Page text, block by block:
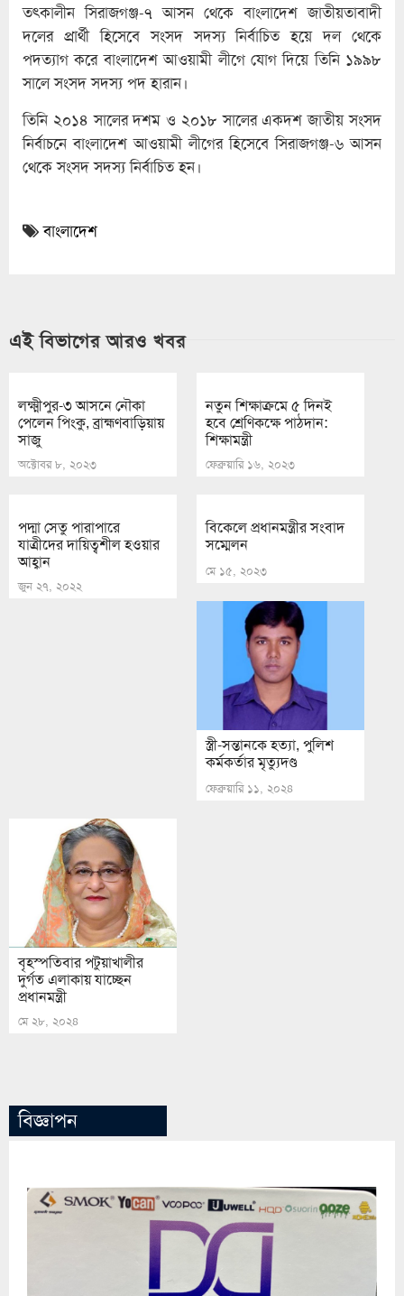
তৎকালীন সিরাজগঞ্জ-৭ আসন থেকে বাংলাদেশ জাতীয়তাবাদী
দলের প্রার্থী হিসেবে সংসদ সদস্য নির্বাচিত হয়ে দল থেকে
পদত্যাগ করে বাংলাদেশ আওয়ামী লীগে যোগ দিয়ে তিনি ১৯৯৮
সালে সংসদ সদস্য পদ হারান।
তিনি ২০১৪ সালের দশম ও ২০১৮ সালের একদশ জাতীয় সংসদ
নির্বাচনে বাংলাদেশ আওয়ামী লীগের হিসেবে সিরাজগঞ্জ-৬ আসন
থেকে সংসদ সদস্য নির্বাচিত হন।
বাংলাদেশ
এই বিভাগের আরও খবর
লক্ষ্মীপুর-৩ আসনে নৌকা
পেলেন পিংকু, ব্রাহ্মণবাড়িয়ায়
সাজু
অক্টোবর ৮, ২০২৩
নতুন শিক্ষাক্রমে ৫ দিনই
হবে শ্রেণিকক্ষে পাঠদান:
শিক্ষামন্ত্রী
ফেব্রুয়ারি ১৬, ২০২৩
পদ্মা সেতু পারাপারে
যাত্রীদের দায়িত্বশীল হওয়ার
আহ্বান
জুন ২৭, ২০২২
বিকেলে প্রধানমন্ত্রীর সংবাদ
সম্মেলন
মে ১৫, ২০২৩
স্ত্রী-সন্তানকে হত্যা, পুলিশ
কর্মকর্তার মৃত্যুদণ্ড
ফেব্রুয়ারি ১১, ২০২৪
বৃহস্পতিবার পটুয়াখালীর
দুর্গত এলাকায় যাচ্ছেন
প্রধানমন্ত্রী
মে ২৮, ২০২৪
বিজ্ঞাপন